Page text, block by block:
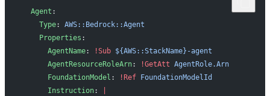
  Agent
:
    Type
: AWS::Bedrock::Agent
    Properties
:
      AgentName
: !Sub ${AWS::StackName}-agent
      AgentResourceRoleArn
: !GetAtt AgentRole.Arn
      FoundationModel
: !Ref FoundationModelId
      Instruction
: